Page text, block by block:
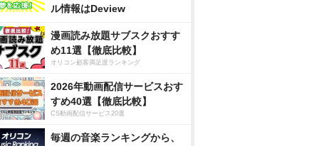
ル情報はDeview
漫画読み放題サブスクおすす
め11選【徹底比較】
オリコン顧客満足度ランキング
2026年動画配信サービスおす
すめ40選【徹底比較】
CS動画配信サービス20選
毎週の音楽ランキングから、